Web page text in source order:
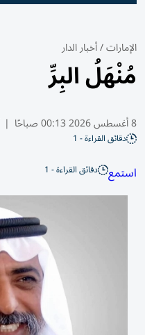
الإمارات/أخبار الدار
مُنْهَلُ البِرِّ
8 أغسطس 2026 00:13 صباحًا |
دقائق القراءة - 1
استمع دقائق القراءة - 1